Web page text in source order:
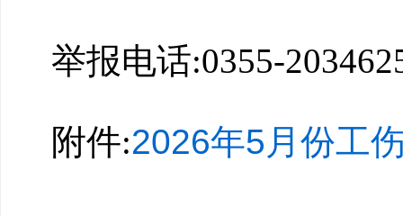
举报电话:0355-
附件:2026年5月份工